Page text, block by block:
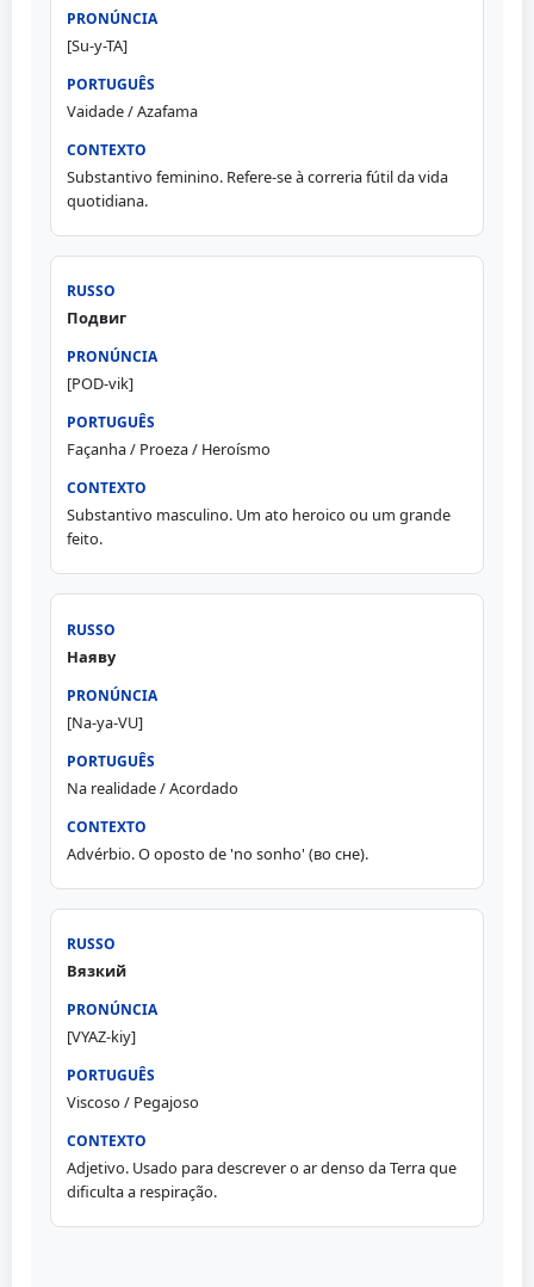
[Su-y-TA]
Vaidade / Azafama
Substantivo feminino. Refere-se à correria fútil da vida
quotidiana.
Подвиг
[POD-vik]
Façanha / Proeza / Heroísmo
Substantivo masculino. Um ato heroico ou um grande
feito.
Наяву
[Na-ya-VU]
Na realidade / Acordado
Advérbio. O oposto de 'no sonho' (во сне).
Вязкий
[VYAZ-kiy]
Viscoso / Pegajoso
Adjetivo. Usado para descrever o ar denso da Terra que
dificulta a respiração.